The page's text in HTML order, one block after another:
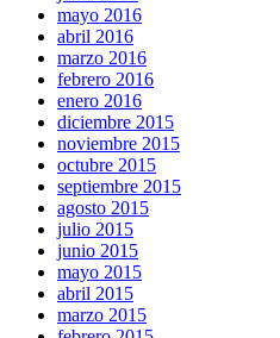
mayo 2016
abril 2016
marzo 2016
febrero 2016
enero 2016
diciembre 2015
noviembre 2015
octubre 2015
septiembre 2015
agosto 2015
julio 2015
junio 2015
mayo 2015
abril 2015
marzo 2015